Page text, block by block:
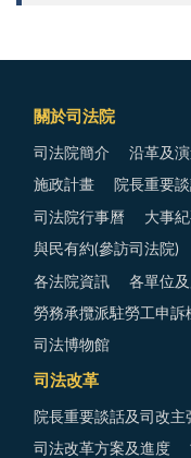
關於司法院
司法院簡介 沿革及
施政計畫 院長重要
司法院行事曆 大事
與民有約(參訪司法院)
各法院資訊 各單位
勞務承攬派駐勞工申訴
司法博物館
司法改革
院長重要談話及司改主
司法改革方案及進度